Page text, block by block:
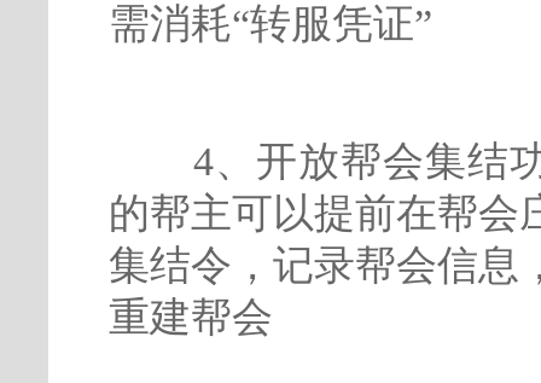
需消耗“转服凭证”
4、开放帮会集结功
的帮主可以提前在帮会
集结令，记录帮会信息
重建帮会